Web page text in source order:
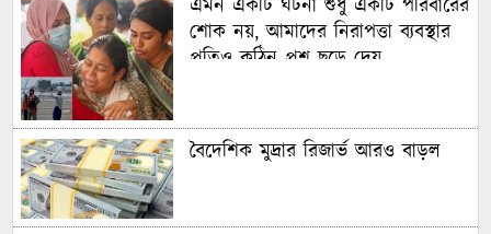
এমন একটি ঘটনা শুধু একটি পরিবারের
শোক নয়, আমাদের নিরাপত্তা ব্যবস্থার
প্রতিও কঠিন প্রশ্ন ছুড়ে দেয়
বৈদেশিক মুদ্রার রিজার্ভ আরও বাড়ল